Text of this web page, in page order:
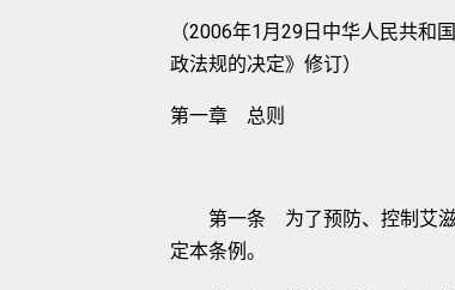
（2006年1月29日中华人民共
政法规的决定》修订）
第一章 总则
第一条 为了预防、控制艾滋
定本条例。